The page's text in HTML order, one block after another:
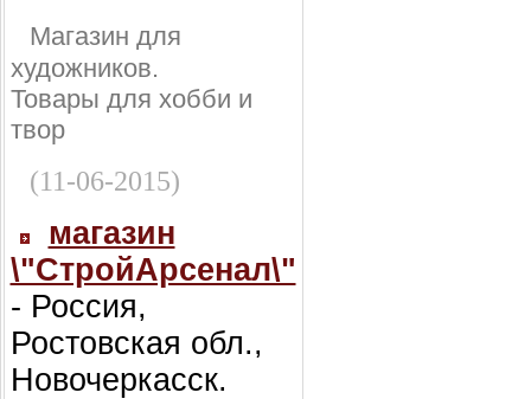
Магазин для
художников.
Товары для хобби и
твор
(11-06-2015)
магазин
\"СтройАрсенал\"
- Россия,
Ростовская обл.,
Новочеркасск.